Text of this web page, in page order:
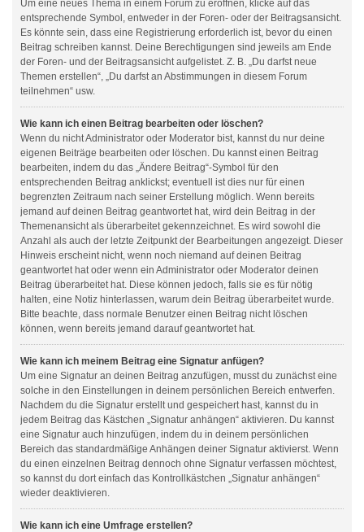
Um eine neues Thema in einem Forum zu eröffnen, klicke auf das
entsprechende Symbol, entweder in der Foren- oder der Beitragsansicht.
Es könnte sein, dass eine Registrierung erforderlich ist, bevor du einen
Beitrag schreiben kannst. Deine Berechtigungen sind jeweils am Ende
der Foren- und der Beitragsansicht aufgelistet. Z. B. „Du darfst neue
Themen erstellen“, „Du darfst an Abstimmungen in diesem Forum
teilnehmen“ usw.
Wie kann ich einen Beitrag bearbeiten oder löschen?
Wenn du nicht Administrator oder Moderator bist, kannst du nur deine
eigenen Beiträge bearbeiten oder löschen. Du kannst einen Beitrag
bearbeiten, indem du das „Ändere Beitrag“-Symbol für den
entsprechenden Beitrag anklickst; eventuell ist dies nur für einen
begrenzten Zeitraum nach seiner Erstellung möglich. Wenn bereits
jemand auf deinen Beitrag geantwortet hat, wird dein Beitrag in der
Themenansicht als überarbeitet gekennzeichnet. Es wird sowohl die
Anzahl als auch der letzte Zeitpunkt der Bearbeitungen angezeigt. Dieser
Hinweis erscheint nicht, wenn noch niemand auf deinen Beitrag
geantwortet hat oder wenn ein Administrator oder Moderator deinen
Beitrag überarbeitet hat. Diese können jedoch, falls sie es für nötig
halten, eine Notiz hinterlassen, warum dein Beitrag überarbeitet wurde.
Bitte beachte, dass normale Benutzer einen Beitrag nicht löschen
können, wenn bereits jemand darauf geantwortet hat.
Wie kann ich meinem Beitrag eine Signatur anfügen?
Um eine Signatur an deinen Beitrag anzufügen, musst du zunächst eine
solche in den Einstellungen in deinem persönlichen Bereich entwerfen.
Nachdem du die Signatur erstellt und gespeichert hast, kannst du in
jedem Beitrag das Kästchen „Signatur anhängen“ aktivieren. Du kannst
eine Signatur auch hinzufügen, indem du in deinem persönlichen
Bereich das standardmäßige Anhängen deiner Signatur aktivierst. Wenn
du einen einzelnen Beitrag dennoch ohne Signatur verfassen möchtest,
so kannst du dort einfach das Kontrollkästchen „Signatur anhängen“
wieder deaktivieren.
Wie kann ich eine Umfrage erstellen?